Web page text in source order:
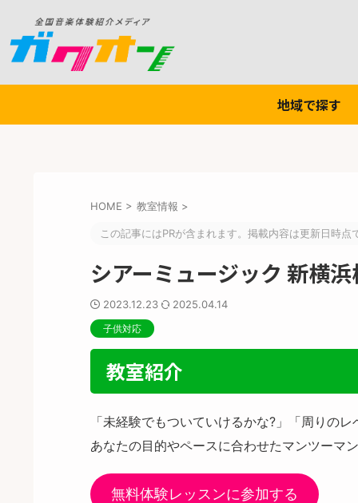
地域で探す
HOME > 教室情報 >
この記事にはPRが含まれます。掲載内容は更新日時点
シアーミュージック 新横浜
2023.12.23 2025.04.14
子供対応
教室紹介
「未経験でもついていけるかな?」「周りの
あなたの目的やペースに合わせたマンツーマ
無料体験レッスンに参加する